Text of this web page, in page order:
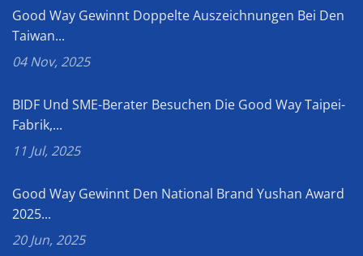
Good Way Gewinnt Doppelte Auszeichnungen Bei Den
Taiwan...
04 Nov, 2025
BIDF Und SME-Berater Besuchen Die Good Way Taipei-
Fabrik,...
11 Jul, 2025
Good Way Gewinnt Den National Brand Yushan Award
2025...
20 Jun, 2025